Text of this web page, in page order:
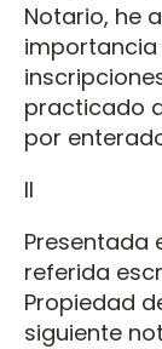
Notario, he
practicado
por
II
Presentada
referida
Propiedad
siguiente